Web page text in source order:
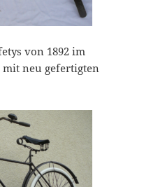
von 1892 im
neu gefertigten